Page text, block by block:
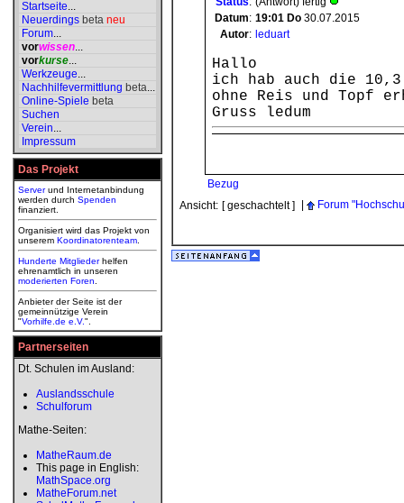
Startseite...
Neuerdings beta neu
Forum...
vorwissen...
vorkurse...
Werkzeuge...
Nachhilfevermittlung beta...
Online-Spiele beta
Suchen
Verein...
Impressum
Das Projekt
Serverund Internetanbindung
werden durch Spenden
finanziert.
Organisiert wird das Projekt von
unserem Koordinatorenteam
Hunderte Mitgliederhelfen
ehrenamtlich in unseren
moderierten Foren
Anbieter der Seite ist der
gemeinnützige Verein
"Vorhilfe.de e.V.".
Partnerseiten
Dt. Schulen im Ausland:
Auslandsschule
Schulforum
Mathe-Seiten:
MatheRaum.de
This page in English:
MathSpace.org
MatheForum.net
Datum: 19:01 Do 30.07.2015
Autor: leduart
Hallo
ich hab auch die
ohne Reis und Topf
Gruss ledum
Bezug
Ansicht: [ geschachtelt ] Forum